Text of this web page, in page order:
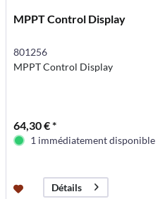
MPPT Control Display
801256
MPPT Control Display
64,30 € *
1 immédiatement disponible
Détails